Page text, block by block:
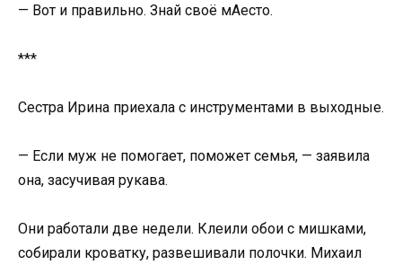
— Вот и правильно. Знай своё мАесто.
***
Сестра Ирина приехала с инструментами в выходные.
— Если муж не помогает, поможет семья, — заявила
она, засучивая рукава.
Они работали две недели. Клеили обои с мишками,
собирали кроватку, развешивали полочки. Михаил